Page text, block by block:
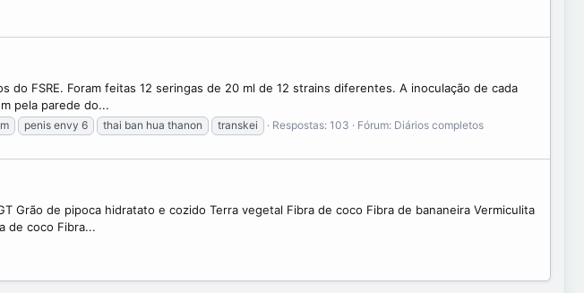
FSRE. Foram feitas 12 seringas de 20 ml de 12 strains diferentes. A inoculação de cada
pela parede do...
penis envy 6 thai ban hua thanon transkei Respostas: 103 Fórum: Diários completos
Grão de pipoca hidratato e cozido Terra vegetal Fibra de coco Fibra de bananeira Vermiculita
de coco Fibra...